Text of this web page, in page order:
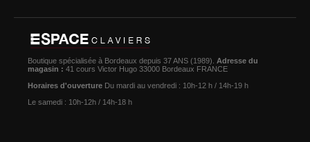
Boutique spécialisée à Bordeaux depuis 37 ANS (1989). Adresse du
magasin : 41 cours Victor Hugo 33000 Bordeaux FRANCE
Horaires d'ouverture Du mardi au vendredi : 10h-12 h / 14h-19 h
Le samedi : 10h-12h / 14h-18 h